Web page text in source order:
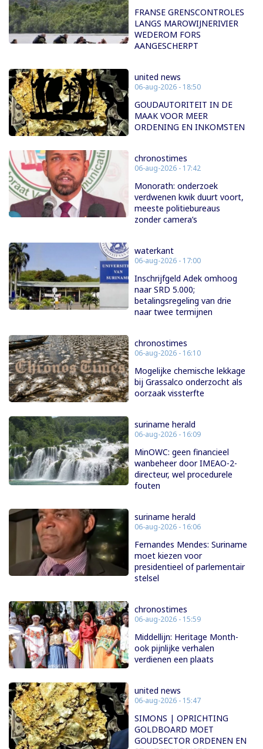
FRANSE GRENSCONTROLES
LANGS MAROWIJNERIVIER
WEDEROM FORS
AANGESCHERPT
united news
06-aug-2026 - 18:50
GOUDAUTORITEIT IN DE
MAAK VOOR MEER
ORDENING EN INKOMSTEN
chronostimes
06-aug-2026 - 17:42
Monorath: onderzoek
verdwenen kwik duurt voort,
meeste politiebureaus
zonder camera’s
waterkant
06-aug-2026 - 17:00
Inschrijfgeld Adek omhoog
naar SRD 5.000;
betalingsregeling van drie
naar twee termijnen
chronostimes
06-aug-2026 - 16:10
Mogelijke chemische lekkage
bij Grassalco onderzocht als
oorzaak vissterfte
suriname herald
06-aug-2026 - 16:09
MinOWC: geen financieel
wanbeheer door IMEAO-2-
directeur, wel procedurele
fouten
suriname herald
06-aug-2026 - 16:06
Fernandes Mendes: Suriname
moet kiezen voor
presidentieel of parlementair
stelsel
chronostimes
06-aug-2026 - 15:59
Middellijn: Heritage Month-
ook pijnlijke verhalen
verdienen een plaats
united news
06-aug-2026 - 15:47
SIMONS | OPRICHTING
GOLDBOARD MOET
GOUDSECTOR ORDENEN EN